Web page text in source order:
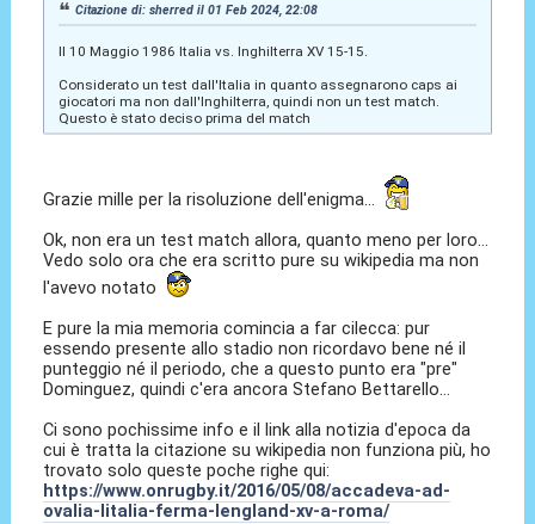
Citazione di: sherred il 01 Feb 2024, 22:08
Il 10 Maggio 1986 Italia vs. Inghilterra XV 15-15.
Considerato un test dall'Italia in quanto assegnarono caps ai
giocatori ma non dall'Inghilterra, quindi non un test match.
Questo è stato deciso prima del match
Grazie mille per la risoluzione dell'enigma...
Ok, non era un test match allora, quanto meno per loro...
Vedo solo ora che era scritto pure su wikipedia ma non
l'avevo notato
E pure la mia memoria comincia a far cilecca: pur
essendo presente allo stadio non ricordavo bene né il
punteggio né il periodo, che a questo punto era "pre"
Dominguez, quindi c'era ancora Stefano Bettarello...
Ci sono pochissime info e il link alla notizia d'epoca da
cui è tratta la citazione su wikipedia non funziona più, ho
trovato solo queste poche righe qui:
https://www.onrugby.it/2016/05/08/accadeva-ad-
ovalia-litalia-ferma-lengland-xv-a-roma/